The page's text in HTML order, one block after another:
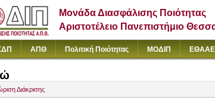
Μονάδα Διασφάλισης Ποιότητας
Αριστοτέλειο Πανεπιστήμιο
ΑΠΘ Πολιτική Ποιότητας ΜΟΔΙΠ ΕΘΑΑΕ
Διάκρισης